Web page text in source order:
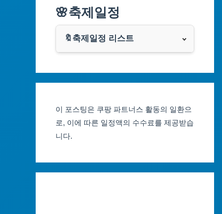
인천광역시
광주광역시
세종특별자치시
강원도
쿠팡
클룩
🌸축제일정
🔖축제일정 리스트
대구축제 일정
광주축제 일정
이 포스팅은 쿠팡 파트너스 활동의 일환으
로, 이에 따른 일정액의 수수료를 제공받습
니다.